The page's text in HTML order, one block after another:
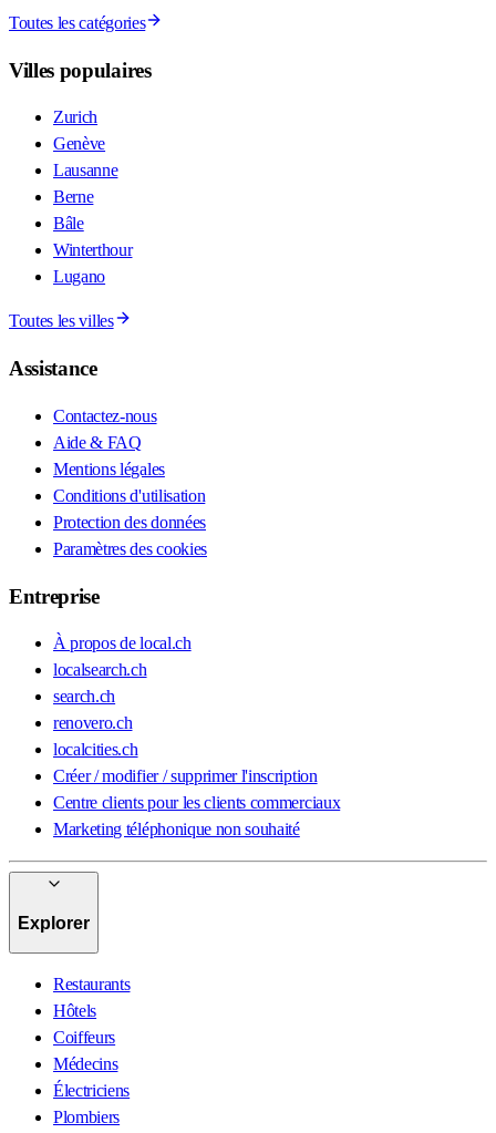
Toutes les catégories
Villes populaires
Zurich
Genève
Lausanne
Berne
Bâle
Winterthour
Lugano
Toutes les villes
Assistance
Contactez-nous
Aide & FAQ
Mentions légales
Conditions d'utilisation
Protection des données
Paramètres des cookies
Entreprise
À propos de local.ch
localsearch.ch
search.ch
renovero.ch
localcities.ch
Créer / modifier / supprimer l'inscription
Centre clients pour les clients commerciaux
Marketing téléphonique non souhaité
Explorer
Restaurants
Hôtels
Coiffeurs
Médecins
Électriciens
Plombiers